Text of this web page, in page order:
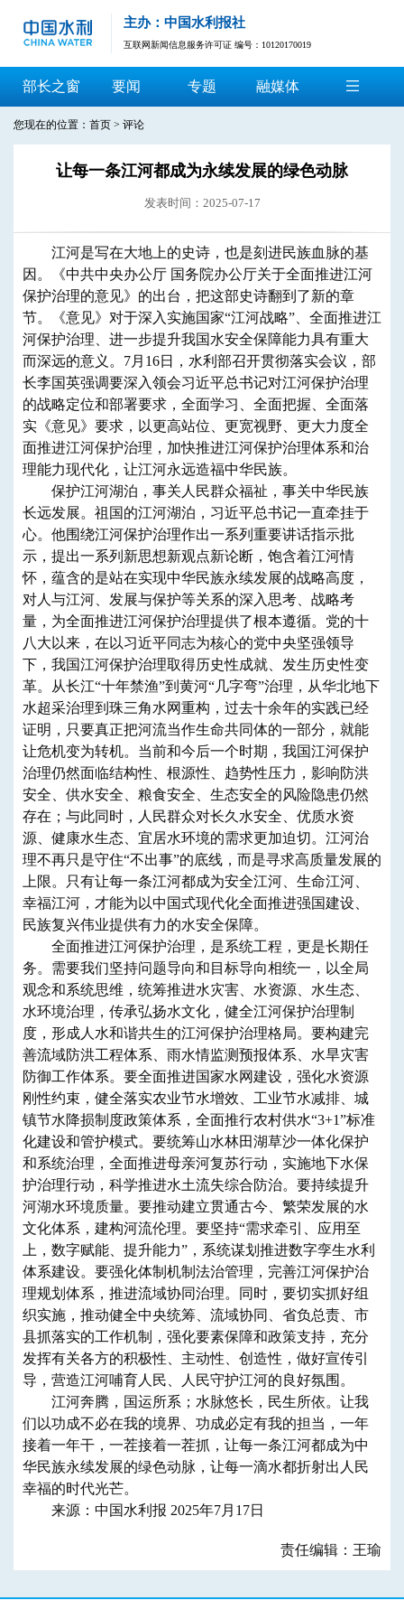
主办：中国水利报社
互联网新闻信息服务许可证 编号：10120170019
部长之窗 要闻 专题 融媒体
您现在的位置： 首页 > 评论
让每一条江河都成为永续发展的绿色动脉
发表时间：2025-07-17
江河是写在大地上的史诗，也是刻进民族血脉的基
因。《中共中央办公厅 国务院办公厅关于全面推进江河
保护治理的意见》的出台，把这部史诗翻到了新的章
节。《意见》对于深入实施国家“江河战略”、全面推进江
河保护治理、进一步提升我国水安全保障能力具有重大
而深远的意义。7月16日，水利部召开贯彻落实会议，部
长李国英强调要深入领会习近平总书记对江河保护治理
的战略定位和部署要求，全面学习、全面把握、全面落
实《意见》要求，以更高站位、更宽视野、更大力度全
面推进江河保护治理，加快推进江河保护治理体系和治
理能力现代化，让江河永远造福中华民族。
保护江河湖泊，事关人民群众福祉，事关中华民族
长远发展。祖国的江河湖泊，习近平总书记一直牵挂于
心。他围绕江河保护治理作出一系列重要讲话指示批
示，提出一系列新思想新观点新论断，饱含着江河情
怀，蕴含的是站在实现中华民族永续发展的战略高度，
对人与江河、发展与保护等关系的深入思考、战略考
量，为全面推进江河保护治理提供了根本遵循。党的十
八大以来，在以习近平同志为核心的党中央坚强领导
下，我国江河保护治理取得历史性成就、发生历史性变
革。从长江“十年禁渔”到黄河“几字弯”治理，从华北地下
水超采治理到珠三角水网重构，过去十余年的实践已经
证明，只要真正把河流当作生命共同体的一部分，就能
让危机变为转机。当前和今后一个时期，我国江河保护
治理仍然面临结构性、根源性、趋势性压力，影响防洪
安全、供水安全、粮食安全、生态安全的风险隐患仍然
存在；与此同时，人民群众对长久水安全、优质水资
源、健康水生态、宜居水环境的需求更加迫切。江河治
理不再只是守住“不出事”的底线，而是寻求高质量发展的
上限。只有让每一条江河都成为安全江河、生命江河、
幸福江河，才能为以中国式现代化全面推进强国建设、
民族复兴伟业提供有力的水安全保障。
全面推进江河保护治理，是系统工程，更是长期任
务。需要我们坚持问题导向和目标导向相统一，以全局
观念和系统思维，统筹推进水灾害、水资源、水生态、
水环境治理，传承弘扬水文化，健全江河保护治理制
度，形成人水和谐共生的江河保护治理格局。要构建完
善流域防洪工程体系、雨水情监测预报体系、水旱灾害
防御工作体系。要全面推进国家水网建设，强化水资源
刚性约束，健全落实农业节水增效、工业节水减排、城
镇节水降损制度政策体系，全面推行农村供水“3+1”标准
化建设和管护模式。要统筹山水林田湖草沙一体化保护
和系统治理，全面推进母亲河复苏行动，实施地下水保
护治理行动，科学推进水土流失综合防治。要持续提升
河湖水环境质量。要推动建立贯通古今、繁荣发展的水
文化体系，建构河流伦理。要坚持“需求牵引、应用至
上，数字赋能、提升能力”，系统谋划推进数字孪生水利
体系建设。要强化体制机制法治管理，完善江河保护治
理规划体系，推进流域协同治理。同时，要切实抓好组
织实施，推动健全中央统筹、流域协同、省负总责、市
县抓落实的工作机制，强化要素保障和政策支持，充分
发挥有关各方的积极性、主动性、创造性，做好宣传引
导，营造江河哺育人民、人民守护江河的良好氛围。
江河奔腾，国运所系；水脉悠长，民生所依。让我
们以功成不必在我的境界、功成必定有我的担当，一年
接着一年干，一茬接着一茬抓，让每一条江河都成为中
华民族永续发展的绿色动脉，让每一滴水都折射出人民
幸福的时代光芒。
来源：中国水利报 2025年7月17日
责任编辑：王瑜